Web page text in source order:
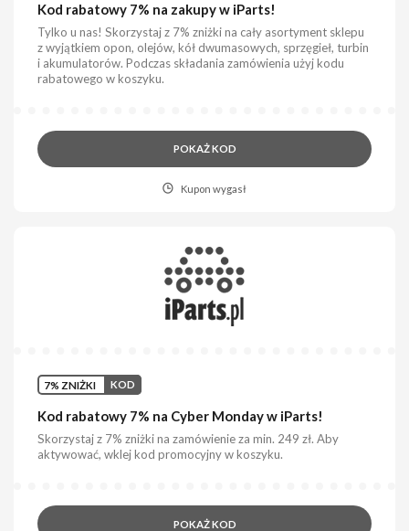
Kod rabatowy 7% na zakupy w iParts!
Tylko u nas! Skorzystaj z 7% zniżki na cały asortyment sklepu
z wyjątkiem opon, olejów, kół dwumasowych, sprzęgieł, turbin
i akumulatorów. Podczas składania zamówienia użyj kodu
rabatowego w koszyku.
POKAŻ KOD
Kupon wygasł
7% ZNIŻKI KOD
Kod rabatowy 7% na Cyber Monday w iParts!
Skorzystaj z 7% zniżki na zamówienie za min. 249 zł. Aby
aktywować, wklej kod promocyjny w koszyku.
POKAŻ KOD